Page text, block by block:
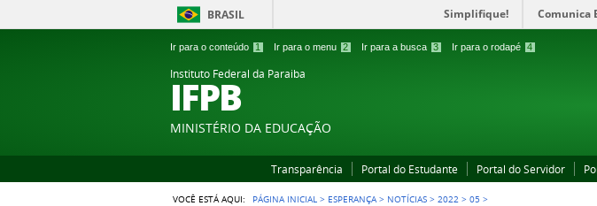
BRASIL Simplifique! Comunica
Ir para o conteúdo 1 Ir para o menu 2 Ir para a busca 3 Ir para o rodapé 4
Instituto Federal da Paraiba
IFPB
MINISTÉRIO DA EDUCAÇÃO
Transparência Portal do Estudante Portal do Servidor
VOCÊ ESTÁ AQUI: PÁGINA INICIAL > ESPERANÇA > NOTÍCIAS >2022 >05 >